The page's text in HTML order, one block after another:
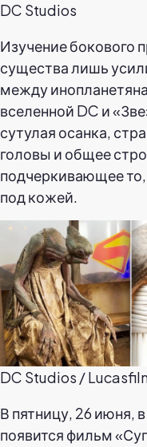
DC Studios
Изучение бокового
существа лишь
между
вселенной DC и
сутулая осанка,
головы и общее
подчеркивающее то,
под кожей.
DC Studios /
В пятницу, 26 июня,
появится фильм